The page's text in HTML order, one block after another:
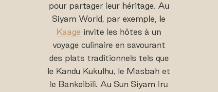
pour partager leur héritage. Au
Siyam World, par exemple, le
Kaage invite les hôtes à un
voyage culinaire en savourant
des plats traditionnels tels que
le Kandu Kukulhu, le Masbah et
le Bankeibili. Au Sun Siyam Iru